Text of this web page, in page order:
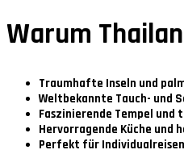
Warum
Traumhafte Inseln und
Weltbekannte Tauch- und
Faszinierende Tempel
Hervorragende Küche und
Perfekt für